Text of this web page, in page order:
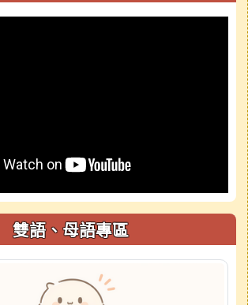
雙語、母語專區